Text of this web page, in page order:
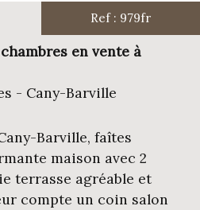
Ref : 979fr
en vente à
- Cany-Barville
Barville, faîtes
maison avec 2
terrasse agréable et
compte un coin salon